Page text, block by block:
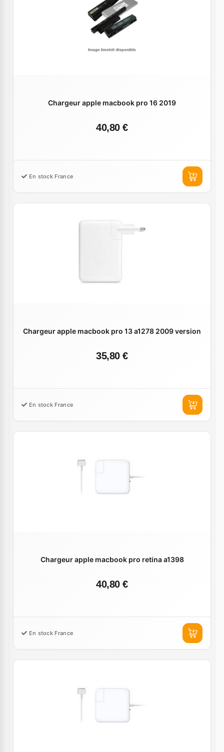
Chargeur apple macbook pro 16 2019
40,80 €
En stock France
Chargeur apple macbook pro 13 a1278 2009 version
35,80 €
En stock France
Chargeur apple macbook pro retina a1398
40,80 €
En stock France